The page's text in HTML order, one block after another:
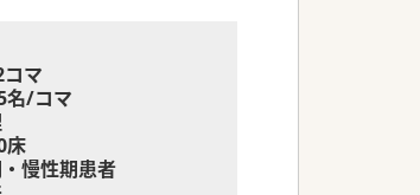
コマ
名/コマ
床
・慢性期患者